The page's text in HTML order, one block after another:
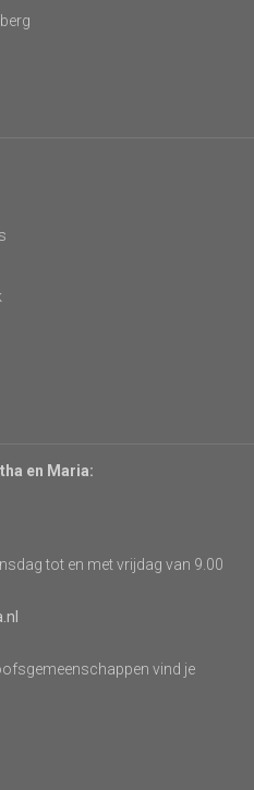
en Maria:
tot en met vrijdag van 9.00
vind je